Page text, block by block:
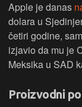
Apple je danas
dolara u
četiri godine,
izjavio da mu je
Meksika u SAD
Proizvodni